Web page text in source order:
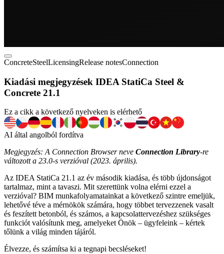
ConcreteSteelLicensingRelease notesConnection
Kiadási megjegyzések IDEA StatiCa Steel &
Concrete 21.1
Ez a cikk a következő nyelveken is elérhető
AI által angolból fordítva
Megjegyzés: A Connection Browser neve Connection Library-re
változott a 23.0-s verzióval (2023. április).
Az IDEA StatiCa 21.1 az év második kiadása, és több újdonságot
tartalmaz, mint a tavaszi. Mit szerettünk volna elérni ezzel a
verzióval? BIM munkafolyamatainkat a következő szintre emeljük,
lehetővé téve a mérnökök számára, hogy többet tervezzenek vasalt
és feszített betonból, és számos, a kapcsolattervezéshez szükséges
funkciót valósítunk meg, amelyeket Önök – ügyfeleink – kértek
tőlünk a világ minden tájáról.
Élvezze, és számítsa ki a tegnapi becsléseket!